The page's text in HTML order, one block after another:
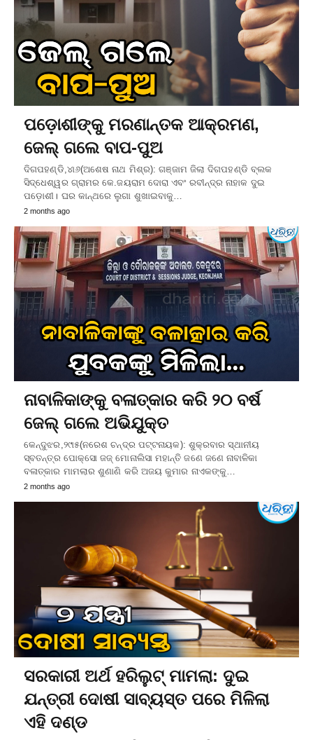
ପଡ଼ୋଶୀଙ୍କୁ ମରଣାନ୍ତକ ଆକ୍ରମଣ,
ଜେଲ୍‌ ଗଲେ ବାପ-ପୁଅ
ଦିଗପହଣ୍ଡି,୪ା୬(ଅଶେଷ ନାଥ ମିଶ୍ର): ଗଞ୍ଜାମ ଜିଲା ଦିଗପହଣ୍ଡି ବ୍ଲକ
ସିଦ୍ଧେଶ୍ୱର ଗ୍ରାମର କେ.ଜୟରାମ ଦୋରା ଏବଂ ରବୀନ୍ଦ୍ର ନାହାକ ଦୁଇ
ପଡ଼ୋଶୀ। ଘର କାନ୍ଥରେ ଲୁଗା ଶୁଖାଇବାକୁ…
2 months ago
ନାବାଳିକାଙ୍କୁ ବଳାତ୍କାର କରି ୨୦ ବର୍ଷ
ଜେଲ୍‌ ଗଲେ ଅଭିଯୁକ୍ତ
କେନ୍ଦୁଝର,୨୯ା୫(ନରେଶ ଚନ୍ଦ୍ର ପଟ୍ଟନାୟକ): ଶୁକ୍ରବାର ସ୍ଥାନୀୟ
ସ୍ବତନ୍ତ୍ର ପୋକ୍ସୋ ଜଜ୍‌ ମୋନାଲିସା ମହାନ୍ତି ଜଣେ ଜଣେ ନାବାଳିକା
ବଳାତ୍କାର ମାମଲାର ଶୁଣାଣି କରି ଅଜୟ କୁମାର ନାଏକଙ୍କୁ…
2 months ago
ସରକାରୀ ଅର୍ଥ ହରିଲୁଟ୍‌ ମାମଲା: ଦୁଇ
ଯନ୍ତ୍ରୀ ଦୋଷୀ ସାବ୍ୟସ୍ତ ପରେ ମିଳିଲା
ଏହି ଦଣ୍ଡ